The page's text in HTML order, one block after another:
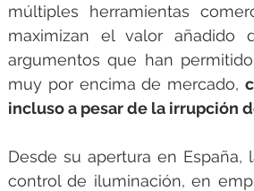
múltiples herramientas
maximizan el valor añadido
argumentos que han
muy por encima de mercado,
incluso a pesar de la irrupción
Desde su apertura en
control de iluminación, en